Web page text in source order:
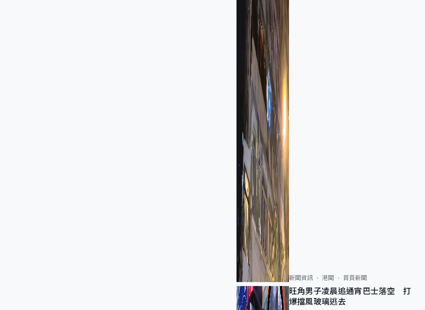
新聞資訊 港聞 首頁新聞
旺角男子凌晨追通宵巴士落空 打
爆擋風玻璃逃去